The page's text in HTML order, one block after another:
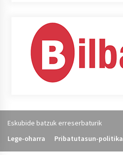
Eskubide batzuk erreserbaturik
Lege-oharra
Pribatutasun-politika